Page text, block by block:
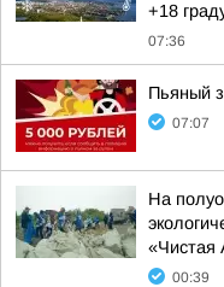
+18
07:36
Пьяный
07:07
На
«Чистая
00:39